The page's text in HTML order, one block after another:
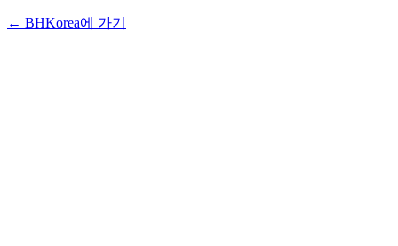
← BHKorea에 가기